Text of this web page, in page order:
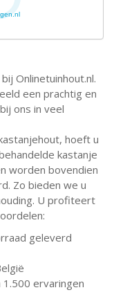
Onlinetuinhout.nl.
een prachtig en
ons in veel
hoeft u
kastanje
worden bovendien
Zo bieden we u
U profiteert
geleverd
ervaringen